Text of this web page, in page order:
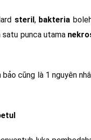
steril, bakteria
satu punca utama